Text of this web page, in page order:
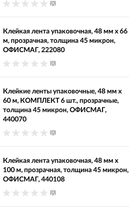
(0)
Клейкая лента упаковочная, 48 мм х 66
м, прозрачная, толщина 45 микрон,
ОФИСМАГ, 222080
(0)
Клейкие ленты упаковочные, 48 мм х
60 м, КОМПЛЕКТ 6 шт., прозрачные,
толщина 45 микрон, ОФИСМАГ,
440070
(0)
Клейкая лента упаковочная, 48 мм х
100 м, прозрачная, толщина 45 микрон,
ОФИСМАГ, 440108
(0)